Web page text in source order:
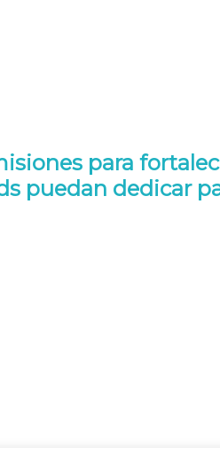
para
puedan dedicar